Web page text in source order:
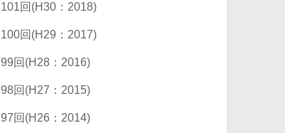
101回(H30：2018)
100回(H29：2017)
99回(H28：2016)
98回(H27：2015)
97回(H26：2014)